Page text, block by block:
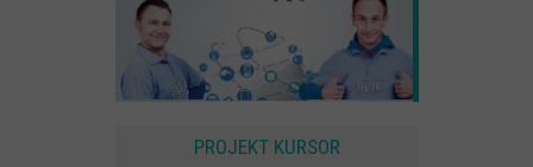
PROJEKT KURSOR